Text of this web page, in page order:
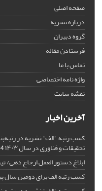
صفحه اصلی
درباره نشریه
گروه دبیران
فرستادن مقاله
تماس با ما
واژه نامه اختصاصی
نقشه سایت
آخرین اخبار
کسب رتبه "الف" نشریه در
تحقیقات و فناوری در سال ۱۴۰۳
ابلاغ دستور العمل ارجاع دهی/
کسب رتبه الف برای دومین سال